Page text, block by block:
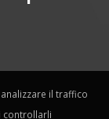
il traffico
controllarli